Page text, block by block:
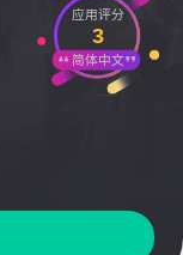
应用评分
3
简体中文